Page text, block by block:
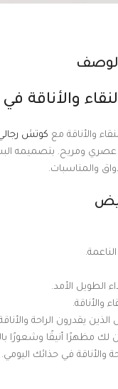
والأناقة
والأناقة مع كوتش
عصري ومريح. بتصميمه
والمناسبات.
الطويل الأمد.
والأناقة.
يقدرون الراحة
لك مظهرًا أنيقًا وشعورًا
في حذائك اليومي.